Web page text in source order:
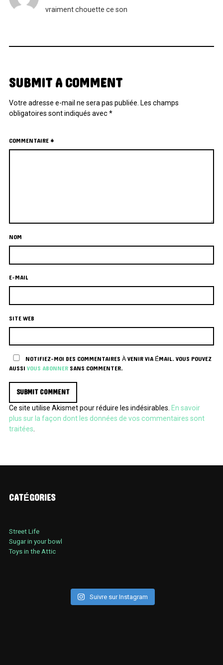
vraiment chouette ce son
SUBMIT A COMMENT
Votre adresse e-mail ne sera pas publiée. Les champs
obligatoires sont indiqués avec*
COMMENTAIRE*
NOM
E-MAIL
SITE WEB
NOTIFIEZ-MOI DES COMMENTAIRES À VENIR VIA ÉMAIL. VOUS POUVEZ
AUSSIVOUS ABONNERSANS COMMENTER.
Ce site utilise Akismet pour réduire les indésirables. En savoir
plus sur la façon dont les données de vos commentaires sont
traitées
CATÉGORIES
Street Life
Sugar in your bowl
Toys in the Attic
Suivre sur Instagram